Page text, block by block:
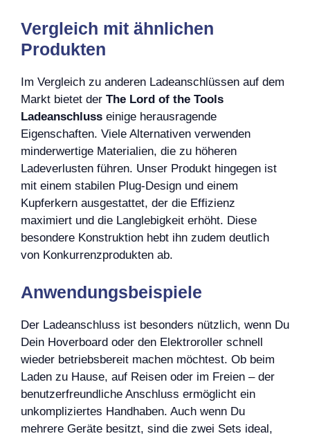
Vergleich mit ähnlichen
Produkten
Im Vergleich zu anderen Ladeanschlüssen auf dem
Markt bietet der The Lord of the Tools
Ladeanschluss einige herausragende
Eigenschaften. Viele Alternativen verwenden
minderwertige Materialien, die zu höheren
Ladeverlusten führen. Unser Produkt hingegen ist
mit einem stabilen Plug-Design und einem
Kupferkern ausgestattet, der die Effizienz
maximiert und die Langlebigkeit erhöht. Diese
besondere Konstruktion hebt ihn zudem deutlich
von Konkurrenzprodukten ab.
Anwendungsbeispiele
Der Ladeanschluss ist besonders nützlich, wenn Du
Dein Hoverboard oder den Elektroroller schnell
wieder betriebsbereit machen möchtest. Ob beim
Laden zu Hause, auf Reisen oder im Freien – der
benutzerfreundliche Anschluss ermöglicht ein
unkompliziertes Handhaben. Auch wenn Du
mehrere Geräte besitzt, sind die zwei Sets ideal,